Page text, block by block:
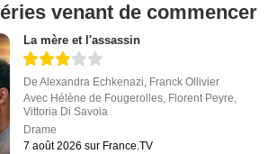
venant de commencer
La mère et l'assassin
DeAlexandra Echkenazi, Franck Ollivier
Avec Hélène de Fougerolles, Florent Peyre,
Vittoria Di Savoia
Drame
7 août 2026 sur France.TV